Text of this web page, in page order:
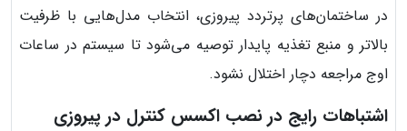
در ساختمان‌های پرتردد پیروزی، انتخاب مدل‌هایی با ظرفیت
بالاتر و منبع تغذیه پایدار توصیه می‌شود تا سیستم در ساعات
اوج مراجعه دچار اختلال نشود.
اشتباهات رایج در نصب اکسس کنترل در پیروزی